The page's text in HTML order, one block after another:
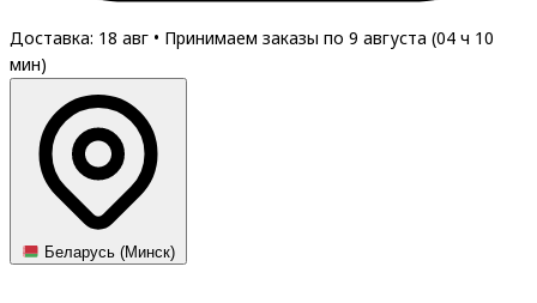
Доставка: 18 авг • Принимаем заказы по 9 августа (04 ч 10
мин)
Беларусь (Минск)